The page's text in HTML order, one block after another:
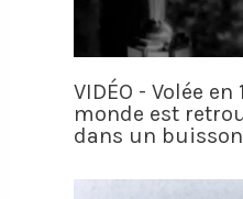
VIDÉO - Volée
monde est
dans un buisson